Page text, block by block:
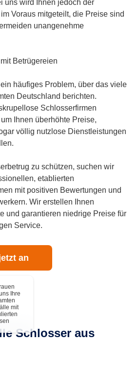
uns wird Ihnen jedoch der
Voraus mitgeteilt, die Preise sind
unangenehme
Betrügereien
häufiges Problem, über das viele
Deutschland berichten.
Schlosserfirmen
Ihnen überhöhte Preise,
völlig nutzlose Dienstleistungen
zu schützen, suchen wir
etablierten
mit positiven Bewertungen und
Wir erstellen Ihnen
und garantieren niedrige Preise für
Service.
an
Ihre
mit
Schlosser aus